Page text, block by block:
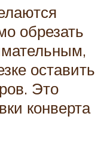
обрезать
оставить
Это
конверта